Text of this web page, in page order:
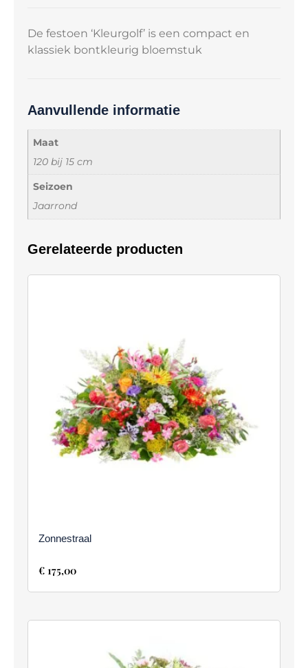
De festoen ‘Kleurgolf’ is een compact en
klassiek bontkleurig bloemstuk
Aanvullende informatie
Maat
120 bij 15 cm
Seizoen
Jaarrond
Gerelateerde producten
Zonnestraal
€ 175,00